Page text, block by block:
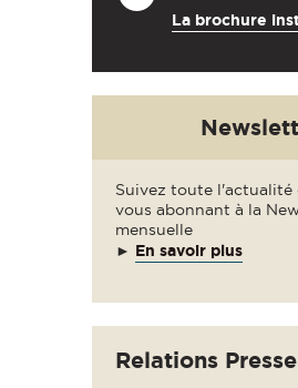
La brochure
Suivez toute l'actualité
vous abonnant à la
mensuelle
► En savoir plus
Relations Presse